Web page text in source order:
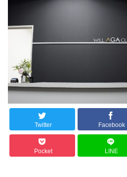
Twitter Facebook
Pocket LINE